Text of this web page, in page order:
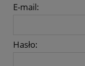
E-mail:
Hasło: